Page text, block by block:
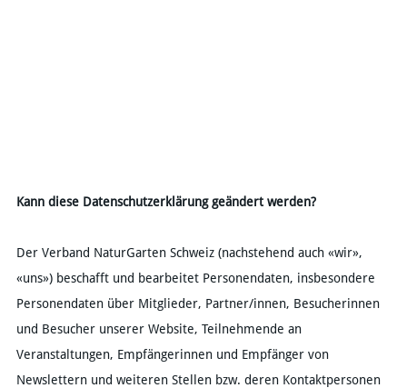
Kann diese Datenschutzerklärung geändert werden?
Der Verband NaturGarten Schweiz (nachstehend auch «wir»,
«uns») beschafft und bearbeitet Personendaten, insbesondere
Personendaten über Mitglieder, Partner/innen, Besucherinnen
und Besucher unserer Website, Teilnehmende an
Veranstaltungen, Empfängerinnen und Empfänger von
Newslettern und weiteren Stellen bzw. deren Kontaktpersonen